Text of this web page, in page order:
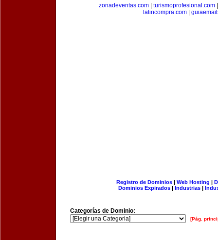
zonadeventas.com| turismoprofesional.com
latincompra.com|
Registro de Dominios| Web Hosting |
Dominios Expirados | Industrias |
Categorías de Dominio:
[Pág.